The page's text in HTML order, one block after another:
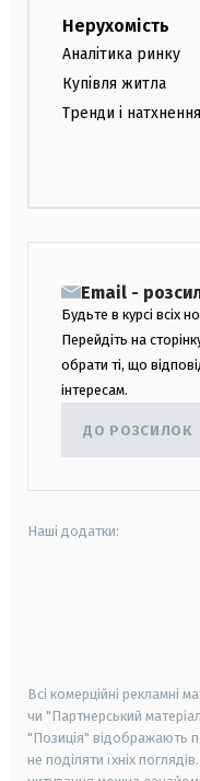
Нерухомість
Аналітика ринку
Купівля житла
Тренди і натхнення
Email -
Будьте в курсі всіх
Перейдіть на
обрати ті, що
інтересам.
ДО РОЗСИЛОК
Наші додатки:
Всі комерційні рекламні
чи "Партнерський
"Позиція" відображають
не поділяти їхніх